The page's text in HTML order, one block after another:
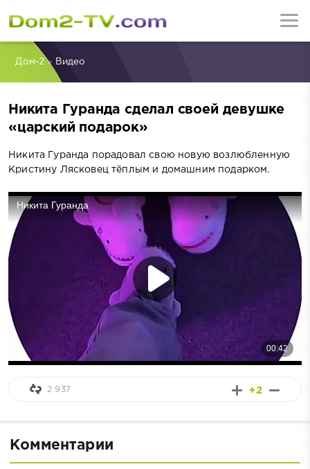
Дом-2» Видео
Никита Гуранда сделал своей девушке
«царский подарок»
Никита Гуранда порадовал свою новую возлюбленную
Кристину Лясковец тёплым и домашним подарком.
+2
2 937
Комментарии